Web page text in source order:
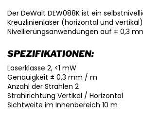
Der DeWalt DEW088K ist ein
Kreuzlinienlaser (horizontal und
Nivellierungsanwendungen auf ± 0,3
SPEZIFIKATIONEN:
Laserklasse 2, <1 mW
Genauigkeit ± 0,3 mm / m
Anzahl der Strahlen 2
Strahlrichtung Vertikal / Horizontal
Sichtweite im Innenbereich 10 m